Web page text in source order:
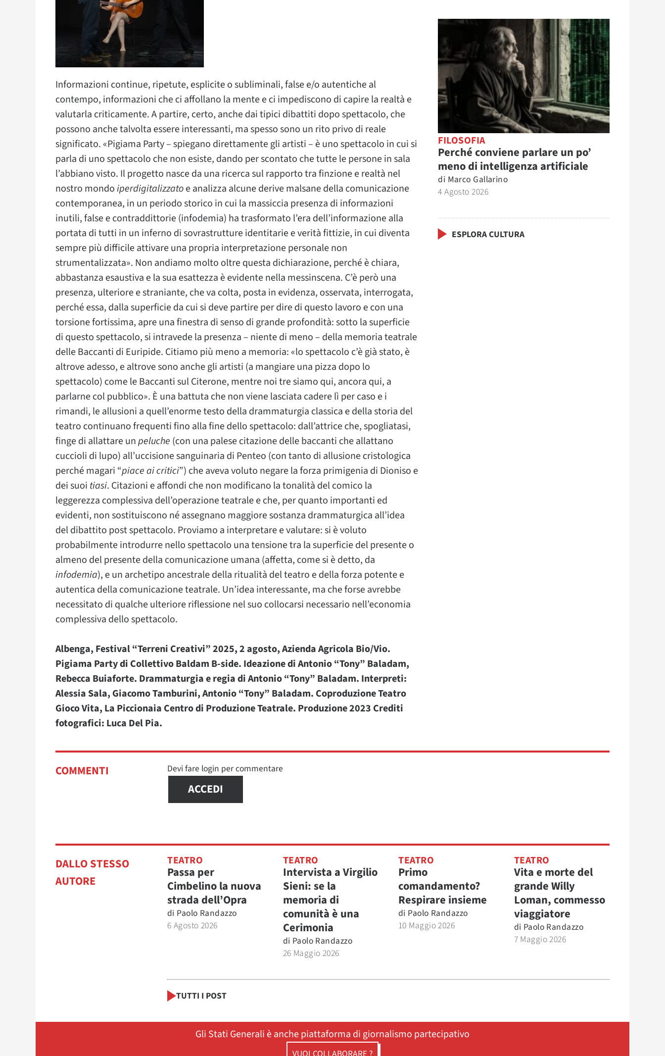
Informazioni continue, ripetute, esplicite o subliminali, false e/o autentiche al
contempo, informazioni che ci affollano la mente e ci impediscono di capire la realtà e
valutarla criticamente. A partire, certo, anche dai tipici dibattiti dopo spettacolo, che
possono anche talvolta essere interessanti, ma spesso sono un rito privo di reale
significato. «Pigiama Party – spiegano direttamente gli artisti – è uno spettacolo in cui si
parla di uno spettacolo che non esiste, dando per scontato che tutte le persone in sala
l’abbiano visto. Il progetto nasce da una ricerca sul rapporto tra finzione e realtà nel
nostro mondoiperdigitalizzatoe analizza alcune derive malsane della comunicazione
contemporanea, in un periodo storico in cui la massiccia presenza di informazioni
inutili, false e contraddittorie (infodemia) ha trasformato l’era dell’informazione alla
portata di tutti in un inferno di sovrastrutture identitarie e verità fittizie, in cui diventa
sempre più difficile attivare una propria interpretazione personale non
strumentalizzata». Non andiamo molto oltre questa dichiarazione, perché è chiara,
abbastanza esaustiva e la sua esattezza è evidente nella messinscena. C’è però una
presenza, ulteriore e straniante, che va colta, posta in evidenza, osservata, interrogata,
perché essa, dalla superficie da cui si deve partire per dire di questo lavoro e con una
torsione fortissima, apre una finestra di senso di grande profondità: sotto la superficie
di questo spettacolo, si intravede la presenza – niente di meno – della memoria teatrale
delle Baccanti di Euripide. Citiamo più meno a memoria: «lo spettacolo c’è già stato, è
altrove adesso, e altrove sono anche gli artisti (a mangiare una pizza dopo lo
spettacolo) come le Baccanti sul Citerone, mentre noi tre siamo qui, ancora qui, a
parlarne col pubblico». È una battuta che non viene lasciata cadere lì per caso e i
rimandi, le allusioni a quell’enorme testo della drammaturgia classica e della storia del
teatro continuano frequenti fino alla fine dello spettacolo: dall’attrice che, spogliatasi,
finge di allattare unpeluche (con una palese citazione delle baccanti che allattano
cuccioli di lupo) all’uccisione sanguinaria di Penteo (con tanto di allusione cristologica
perché magari “piace ai critici”) che aveva voluto negare la forza primigenia di Dioniso e
dei suoi tiasi. Citazioni e affondi che non modificano la tonalità del comico la
leggerezza complessiva dell’operazione teatrale e che, per quanto importanti ed
evidenti, non sostituiscono né assegnano maggiore sostanza drammaturgica all’idea
del dibattito post spettacolo. Proviamo a interpretare e valutare: si è voluto
probabilmente introdurre nello spettacolo una tensione tra la superficie del presente o
almeno del presente della comunicazione umana (affetta, come si è detto, da
infodemia), e un archetipo ancestrale della ritualità del teatro e della forza potente e
autentica della comunicazione teatrale. Un’idea interessante, ma che forse avrebbe
necessitato di qualche ulteriore riflessione nel suo collocarsi necessario nell’economia
complessiva dello spettacolo.
Albenga, Festival “Terreni Creativi” 2025, 2 agosto, Azienda Agricola Bio/Vio.
Pigiama Party di Collettivo Baldam B-side. Ideazione di Antonio “Tony” Baladam,
Rebecca Buiaforte. Drammaturgia e regia di Antonio “Tony” Baladam. Interpreti:
Alessia Sala, Giacomo Tamburini, Antonio “Tony” Baladam. Coproduzione Teatro
Gioco Vita, La Piccionaia Centro di Produzione Teatrale. Produzione 2023 Crediti
fotografici: Luca Del Pia.
FILOSOFIA
Perché conviene parlare un po’
meno di intelligenza artificiale
di Marco Gallarino
4 Agosto 2026
ESPLORA CULTURA
COMMENTI Devi fare login per commentare
ACCEDI
DALLO STESSO
AUTORE
TEATRO
Passa per
Cimbelino la nuova
strada dell’Opra
di Paolo Randazzo
6 Agosto 2026
TEATRO
Intervista a Virgilio
Sieni: se la
memoria di
comunità è una
Cerimonia
di Paolo Randazzo
26 Maggio 2026
TEATRO
Primo
comandamento?
Respirare insieme
di Paolo Randazzo
10 Maggio 2026
TEATRO
Vita e morte del
grande Willy
Loman, commesso
viaggiatore
di Paolo Randazzo
7 Maggio 2026
TUTTI I POST
Gli Stati Generali è anche piattaforma di giornalismo partecipativo